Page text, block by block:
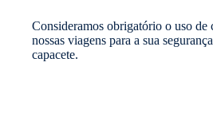
Consideramos obrigatório o uso de
nossas viagens para a sua
capacete.